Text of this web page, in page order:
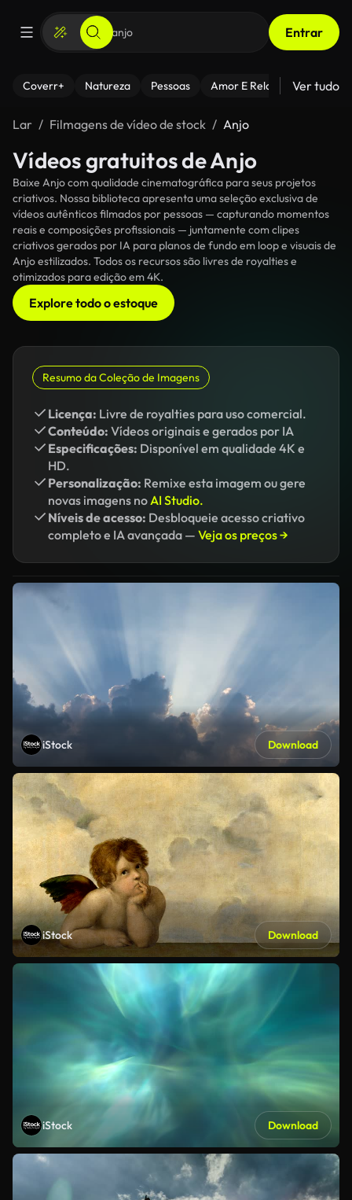
Entrar
Coverr+ Natureza Pessoas Amor E Relacionamentos
Ver tudo
Lar Filmagens de vídeo de stock Anjo
Vídeos gratuitos de Anjo
Baixe Anjo com qualidade cinematográfica para seus projetos
criativos. Nossa biblioteca apresenta uma seleção exclusiva de
vídeos autênticos filmados por pessoas — capturando momentos
reais e composições profissionais — juntamente com clipes
criativos gerados por IA para planos de fundo em loop e visuais de
Anjo estilizados. Todos os recursos são livres de royalties e
otimizados para edição em 4K.
Explore todo o estoque
Resumo da Coleção de Imagens
Licença: Livre de royalties para uso comercial.
Conteúdo: Vídeos originais e gerados por IA
Especificações: Disponível em qualidade 4K e
HD.
Personalização: Remixe esta imagem ou gere
novas imagens noAI Studio.
Níveis de acesso: Desbloqueie acesso criativo
completo e IA avançada — Veja os preços →
iStock Download
iStock Download
iStock Download